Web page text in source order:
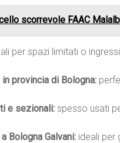
scorrevole FAAC
per spazi limitati o
provincia di Bologna:
e sezionali: spesso usati
Bologna Galvani: ideali per